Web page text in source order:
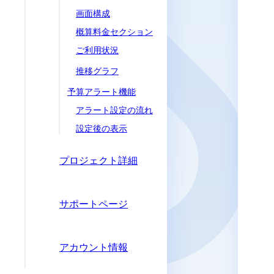
画面構成
概算料金セクション
ご利用状況
推移グラフ
予算アラート機能
アラート設定の流れ
設定後の表示
プロジェクト詳細
サポートページ
アカウント情報